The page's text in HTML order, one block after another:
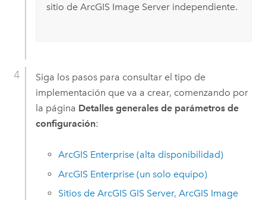
sitio de ArcGIS Image Serverindependiente.
Siga los pasos para consultar el tipo de
implementación que va a crear, comenzando por
la página Detalles generales de parámetros de
configuración:
ArcGIS Enterprise (alta disponibilidad)
ArcGIS Enterprise (un solo equipo)
Sitios deArcGIS GIS Server,ArcGIS Image